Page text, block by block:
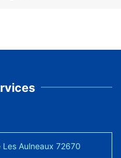
Aulneaux 72670